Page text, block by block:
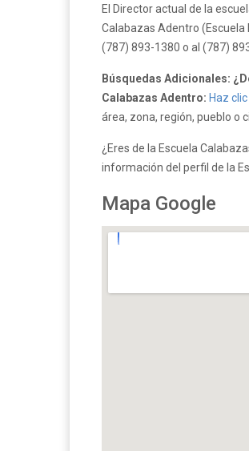
El Director actual de la
Calabazas Adentro
(787) 893-1380 o al (787)
Búsquedas Adicionales:
Calabazas Adentro: Haz
área, zona, región, pueblo o
¿Eres de la Escuela
información del perfil de la
Mapa Google